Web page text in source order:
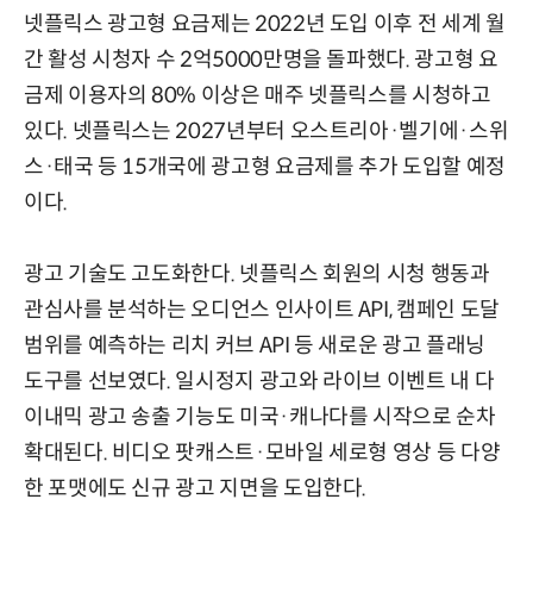
넷플릭스 광고형 요금제는 2022년 도입 이후 전 세계 월
간 활성 시청자 수 2억5000만명을 돌파했다. 광고형 요
금제 이용자의 80% 이상은 매주 넷플릭스를 시청하고
있다. 넷플릭스는 2027년부터 오스트리아·벨기에·스위
스·태국 등 15개국에 광고형 요금제를 추가 도입할 예정
이다.
광고 기술도 고도화한다. 넷플릭스 회원의 시청 행동과
관심사를 분석하는 오디언스 인사이트 API, 캠페인 도달
범위를 예측하는 리치 커브 API 등 새로운 광고 플래닝
도구를 선보였다. 일시정지 광고와 라이브 이벤트 내 다
이내믹 광고 송출 기능도 미국·캐나다를 시작으로 순차
확대된다. 비디오 팟캐스트·모바일 세로형 영상 등 다양
한 포맷에도 신규 광고 지면을 도입한다.